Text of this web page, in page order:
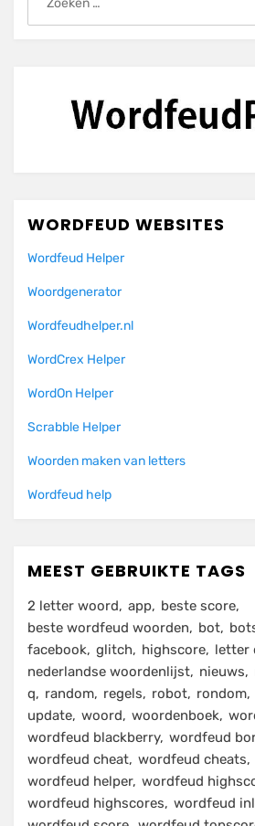
naar:
WORDFEUD WEBSITES
Wordfeud Helper
Woordgenerator
Wordfeudhelper.nl
WordCrex Helper
WordOn Helper
Scrabble Helper
Woorden maken van letters
Wordfeud help
MEEST GEBRUIKTE TAGS
2 letter woord app
beste score
beste wordfeud woorden
bot
facebook glitch highscore
letter
nederlandse woordenlijst
nieuws
q
random regels robot rondom
update woord woordenboek
wordfeud blackberry wordfeud
wordfeud cheat wordfeud cheats
wordfeud helper wordfeud
wordfeud highscores
wordfeud